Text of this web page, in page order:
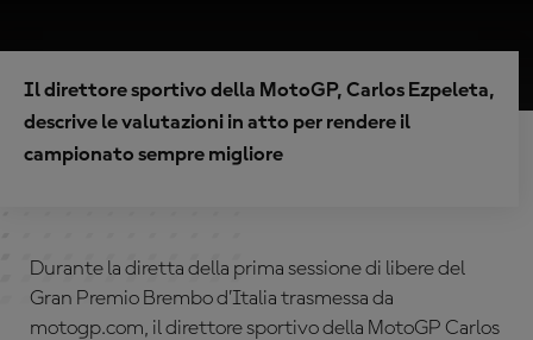
Il direttore sportivo della MotoGP, Carlos Ezpeleta,
descrive le valutazioni in atto per rendere il
campionato sempre migliore
Durante la diretta della prima sessione di libere del
Gran Premio Brembo d’Italia trasmessa da
motogp.com, il direttore sportivo della MotoGP Carlos